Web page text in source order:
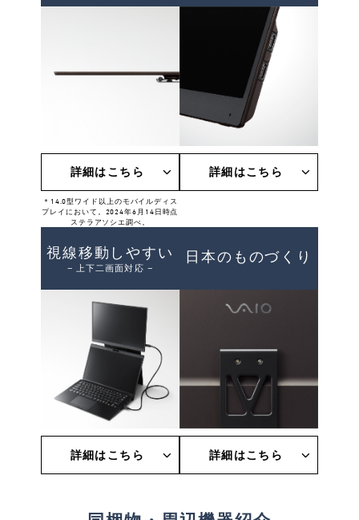
詳細はこちら
＊14.0型ワイド以上のモバイルディス
プレイにおいて。2024年6月14日時点
ステラアソシエ調べ。
詳細はこちら
視線移動しやすい
− 上下二画面対応 −
詳細はこちら
日本のものづくり
詳細はこちら